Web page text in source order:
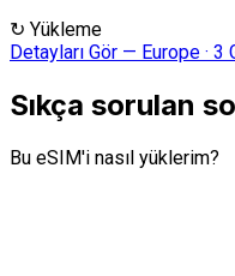
↻ Yükleme
Detayları Gör — Europe · 3
Sıkça sorulan
Bu eSIM'i nasıl yüklerim?